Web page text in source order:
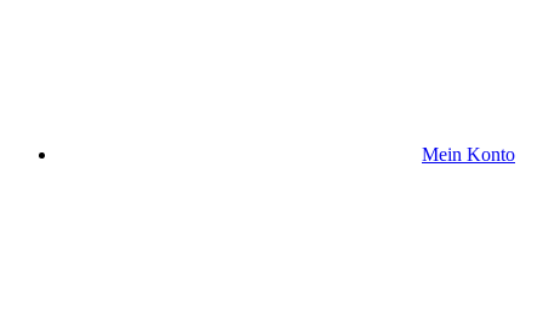
Mein Konto